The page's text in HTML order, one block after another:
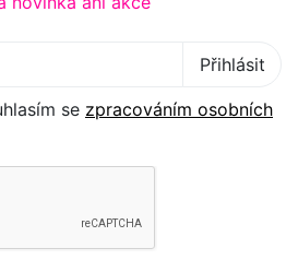
Přihlásit
se zpracováním osobních